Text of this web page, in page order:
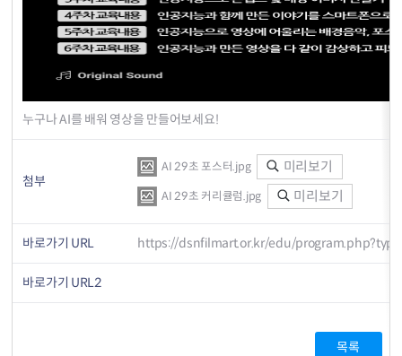
누구나 AI를 배워 영상을 만들어보세요!
첨부
AI 29초 포스터.jpg 미리보기
AI 29초 커리큘럼.jpg 미리보기
바로가기 URL https://dsnfilmart.or.kr/edu/
바로가기 URL2
목록